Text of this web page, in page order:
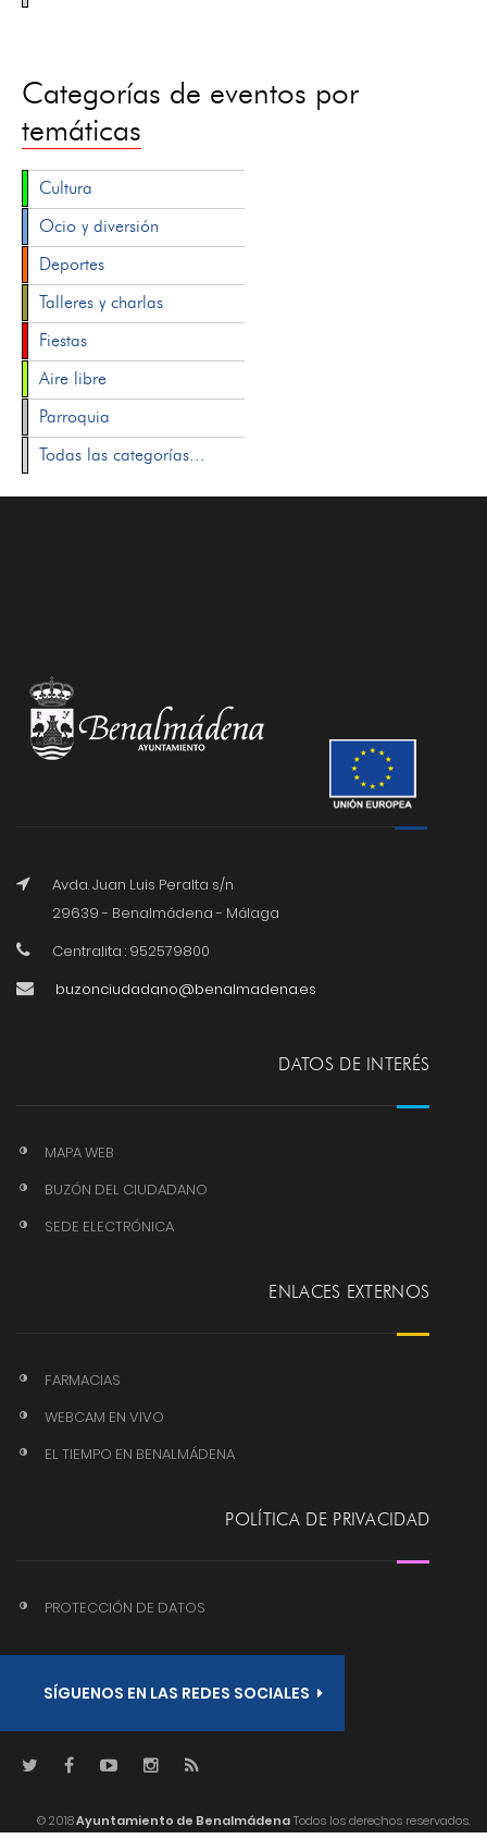
Categorías de eventos por
temáticas
Cultura
Ocio y diversión
Deportes
Talleres y charlas
Fiestas
Aire libre
Parroquia
Todas las categorías...
Avda. Juan Luis Peralta s/n
29639 - Benalmádena - Málaga
Centralita : 952579800
buzonciudadano@benalmadena.es
DATOS DE INTERÉS
MAPA WEB
BUZÓN DEL CIUDADANO
SEDE ELECTRÓNICA
ENLACES EXTERNOS
FARMACIAS
WEBCAM EN VIVO
EL TIEMPO EN BENALMÁDENA
POLÍTICA DE PRIVACIDAD
PROTECCIÓN DE DATOS
SÍGUENOS EN LAS REDES SOCIALES
© 2018Ayuntamiento de BenalmádenaTodos los derechos reservados.